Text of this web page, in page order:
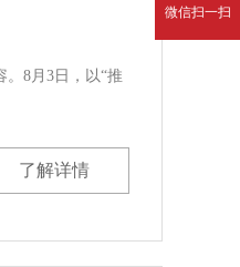
8月3日，以“推
了解详情
微信扫一扫